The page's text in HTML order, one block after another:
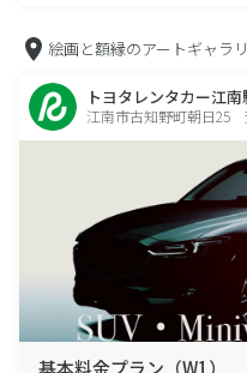
絵画と額縁のアートギャラ
トヨタレンタカー江
江南市古知野町朝日25
基本料金プラン（W1）